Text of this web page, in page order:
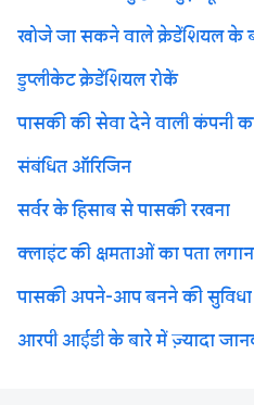
खोजे जा सकने वाले क्रेडेंशियल के
डुप्लीकेट क्रेडेंशियल रोकें
पासकी की सेवा देने वाली कंपनी
संबंधित ऑरिजिन
सर्वर के हिसाब से पासकी रखना
क्लाइंट की क्षमताओं का पता
पासकी अपने-आप बनने की सुविधा
आरपी आईडी के बारे में ज़्यादा